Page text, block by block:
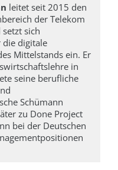
leitet seit 2015 den
der Telekom
sich
die digitale
Mittelstands ein. Er
in
seine berufliche
Schümann
zu Done Project
bei der Deutschen